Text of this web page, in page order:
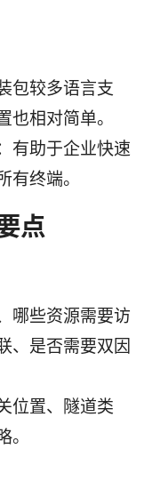
包较多语言支
也相对简单。
有助于企业快速
有终端。
点
哪些资源需要访
、是否需要双因
位置、隧道类